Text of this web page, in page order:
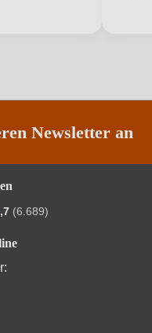
Reisgerichte, Rotes Fleisch
DOP
Newsletter an
(6.689)